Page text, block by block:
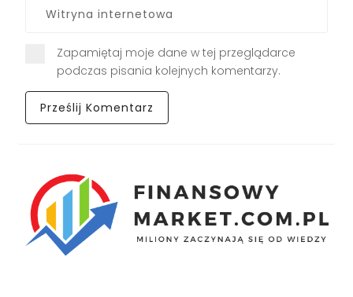
Zapamiętaj moje dane w tej przeglądarce
podczas pisania kolejnych komentarzy.